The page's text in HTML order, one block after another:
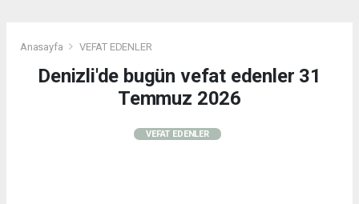
Anasayfa VEFAT EDENLER
Denizli'de bugün vefat edenler 31
Temmuz 2026
VEFAT EDENLER